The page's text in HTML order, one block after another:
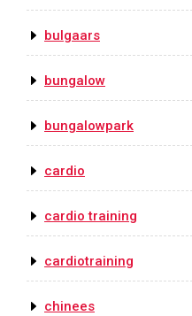
bulgaars
bungalow
bungalowpark
cardio
cardio training
cardiotraining
chinees